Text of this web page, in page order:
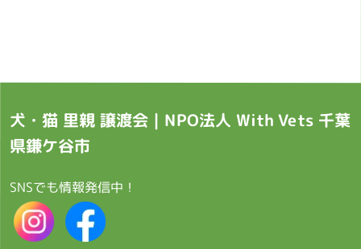
犬・猫 里親 譲渡会｜NPO法人 With Vets 千葉
県鎌ケ谷市
SNSでも情報発信中！